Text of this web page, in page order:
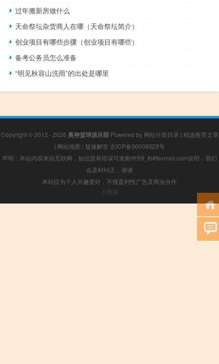
过年搬新房做什么
天命祭坛杂货商人在哪（天命祭坛简介）
创业项目有哪些步骤（创业项目有哪些）
备考公务员怎么准备
“明见秋容山洗雨”的出处是哪里
Copyright © 2012 - 2026 奥神篮球俱乐部Powered by 网站分类目录 | 精选推荐文章
| 网站地图 | 疑难解答 京ICP备06009323号
声明：本站内容来自互联网，如信息有错误可发邮件到f_fb#foxmail.com说明，我们
会及时纠正，谢谢
本站仅为个人兴趣爱好，不接盈利性广告及商业合作
小男孩